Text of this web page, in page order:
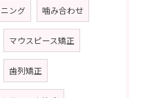
ング 噛み合わせ
マウスピース矯正
歯列矯正